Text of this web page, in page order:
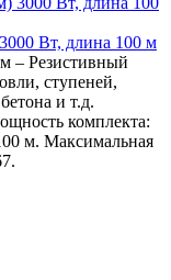
Вт, длина 100 м
– Резистивный
ступеней,
и т.д.
комплекта:
м. Максимальная